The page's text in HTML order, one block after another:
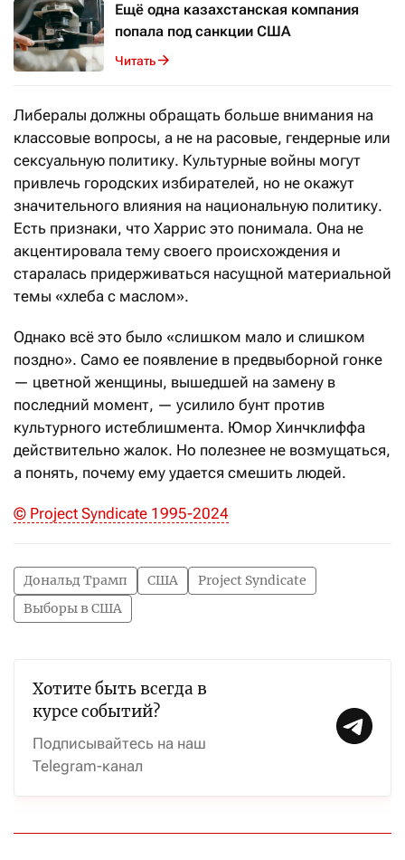
Ещё одна казахстанская компания
попала под санкции США
Читать
Либералы должны обращать больше внимания на
классовые вопросы, а не на расовые, гендерные или
сексуальную политику. Культурные войны могут
привлечь городских избирателей, но не окажут
значительного влияния на национальную политику.
Есть признаки, что Харрис это понимала. Она не
акцентировала тему своего происхождения и
старалась придерживаться насущной материальной
темы «хлеба с маслом».
Однако всё это было «слишком мало и слишком
поздно». Само ее появление в предвыборной гонке
— цветной женщины, вышедшей на замену в
последний момент, — усилило бунт против
культурного истеблишмента. Юмор Хинчклиффа
действительно жалок. Но полезнее не возмущаться,
а понять, почему ему удается смешить людей.
© Project Syndicate 1995-2024
Дональд Трамп США
Project Syndicate
Выборы в США
Хотите быть всегда в
курсе событий?
Подписывайтесь на наш
Telegram-канал